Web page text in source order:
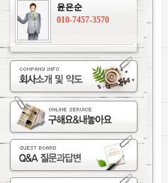
윤은순
010-7457-3570